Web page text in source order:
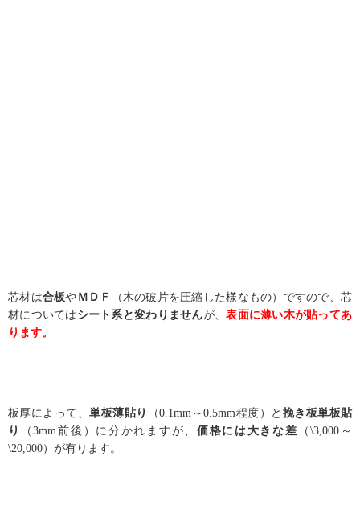
芯材は合板や ＭＤＦ
（木の破片を圧縮した様なもの）ですので、芯
材については シート系と変わりませんが、表面に薄い木が貼ってあ
ります。
板厚によって、単板薄貼り （0.1mm ～0.5mm程度）と 挽き板単板貼
り
（3mm前後）に分かれますが、 価格には大きな差 （\3,000 ～
\20,000）が有ります。